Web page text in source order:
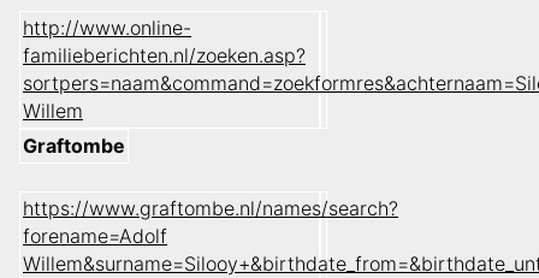
http://www.online-
familieberichten.nl/zoeken.asp?
Willem
Graftombe
https://www.graftombe.nl/names/search?
forename=Adolf